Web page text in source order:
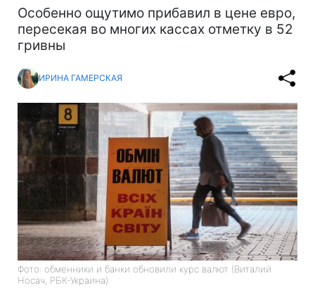
Особенно ощутимо прибавил в цене евро,
пересекая во многих кассах отметку в 52
гривны
ИРИНА ГАМЕРСКАЯ
Фото: обменники и банки обновили курс валют (Виталий
Носач, РБК-Украина)